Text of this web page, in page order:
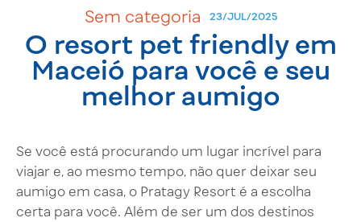
Sem categoria 23/JUL/2025
O resort pet friendly em
Maceió para você e seu
melhor aumigo
Se você está procurando um lugar incrível para
viajar e, ao mesmo tempo, não quer deixar seu
aumigo em casa, o Pratagy Resort é a escolha
certa para você. Além de ser um dos destinos